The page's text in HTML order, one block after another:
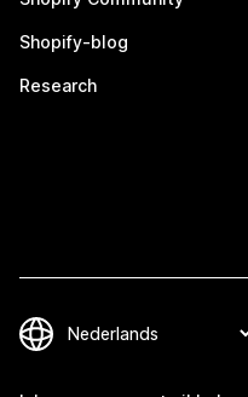
Shopify-blog
Research